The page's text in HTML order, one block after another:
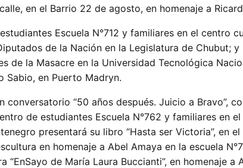
en el Barrio 22 de agosto, en homenaje a
Escuela N°712 y familiares en el centro
de la Nación en la Legislatura de Chubut; y
de la Masacre en la Universidad Tecnológica
Sabio, en Puerto Madryn.
conversatorio “50 años después. Juicio a Bravo”,
de estudiantes Escuela N°762 y familiares en
presentará su libro “Hasta ser Victoria”, en el
en homenaje a Abel Amaya en la escuela
“EnSayo de María Laura Buccianti”, en homenaje a